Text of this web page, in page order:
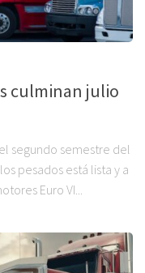
culminan julio
segundo semestre del
pesados está lista y a
Euro VI...